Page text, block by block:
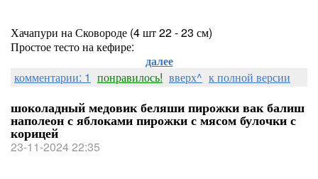
Хачапури на Сковороде (4 шт 22 - 23 см)
Простое тесто на кефире:
далее
комментарии: 1 понравилось! вверх^ к полной версии
шоколадный медовик беляши пирожки вак балиш
наполеон с яблоками пирожки с мясом булочки с
корицей
23-11-2024 22:35